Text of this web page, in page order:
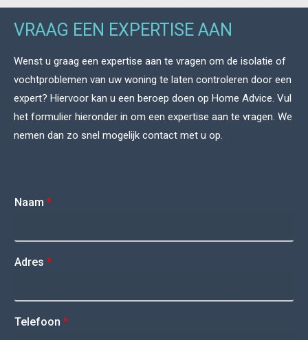
VRAAG EEN EXPERTISE AAN
Wenst u graag een expertise aan te vragen om de isolatie of
vochtproblemen van uw woning te laten controleren door een
expert? Hiervoor kan u een beroep doen op Home Advice. Vul
het formulier hieronder in om een expertise aan te vragen. We
nemen dan zo snel mogelijk contact met u op.
Naam *
Adres *
Telefoon *